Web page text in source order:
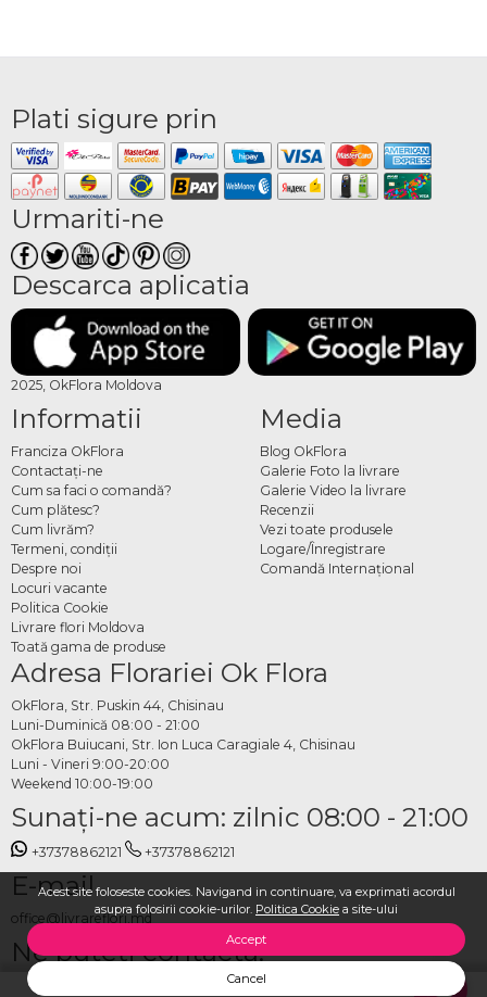
Acest site foloseste cookies. Navigand in continuare, va exprimati acordul
asupra folosirii cookie-urilor. Politica Cookie a site-ului
Accept
Cancel
Plati sigure prin
Urmariti-ne
Descarca aplicatia
2025, OkFlora Moldova
Informatii
Franciza OkFlora
Contactaţi-ne
Cum sa faci o comandă?
Cum plătesc?
Cum livrăm?
Termeni, condiţii
Despre noi
Locuri vacante
Politica Cookie
Livrare flori Moldova
Toată gama de produse
Media
Blog OkFlora
Galerie Foto la livrare
Galerie Video la livrare
Recenzii
Vezi toate produsele
Logare/Înregistrare
Comandă Internațional
Adresa Florariei Ok Flora
OkFlora, Str. Puskin 44, Chisinau
Luni-Duminică 08:00 - 21:00
OkFlora Buiucani, Str. Ion Luca Caragiale 4, Chisinau
Luni - Vineri 9:00-20:00
Weekend 10:00-19:00
Sunaţi-ne acum: zilnic 08:00 - 21:00
+37378862121 +37378862121
E-mail
office@livrareflori.md
Ne puteți contacta:
whatsapp